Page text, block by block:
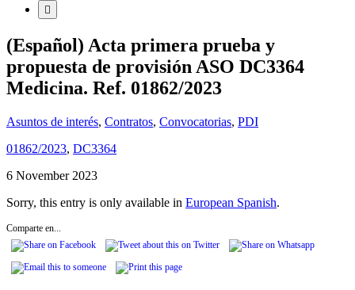
(Español) Acta primera prueba y
propuesta de provisión ASO DC3364
Medicina. Ref. 01862/2023
Asuntos de interés, Contratos, Convocatorias, PDI
01862/2023, DC3364
6 November 2023
Sorry, this entry is only available in European Spanish.
Comparte en...